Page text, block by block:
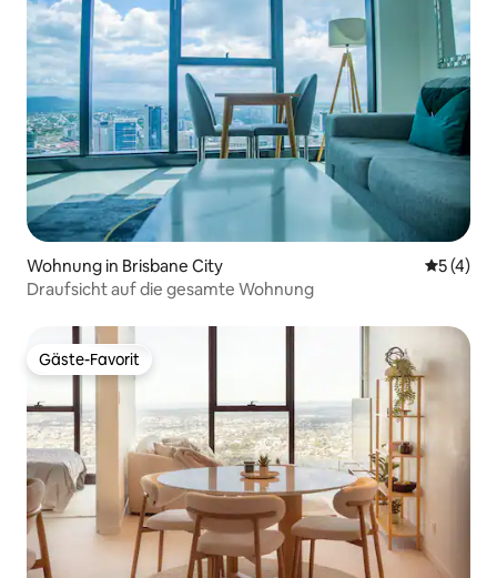
Wohnung in Brisbane City
5 (4)
Draufsicht auf die gesamte Wohnung
Gäste-Favorit
Gäste-Favorit